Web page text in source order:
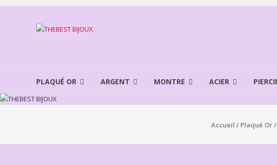
Aller
THEBEST
BIJOUX
PLAQUÉ OR ARGENT MONTRE ACIER
Accueil / Plaqué Or/